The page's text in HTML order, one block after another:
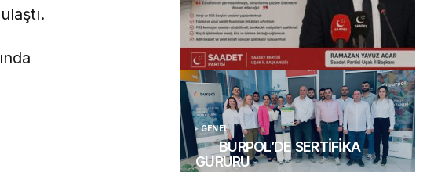
(başlıksız)
Alaattin Karahan tarafından 14/07/2026
GENEL
BURPOL’DE SERTİFİKA
GURURU